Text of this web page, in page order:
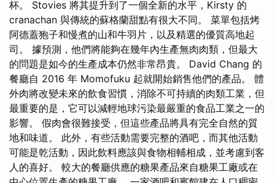
杯。 Stovies 將其提升到了一個全新的水平，Kirsty 的
cranachan 與傳統的蘇格蘭甜點有很大不同。 菜單包括烤
阿德蓋狍子和慢煮的山和牛羽片，以及精選的優質高地起
司。 據預測，他們將能夠在幾年內生產無肉肉類，但最大
的問題是如今的生產成本仍然非常昂貴。 David Chang 的
餐廳自 2016 年 Momofuku 起就開始銷售他們的產品。 體
外肉將改變未來的飲食習慣，消除不可持續的肉類工業，但
最重要的是，它可以減輕地球污染最嚴重的食品工業之一的
影響。 假肉會很難接受，但這些產品將具有完全自然的質
地和味道。 此外，有些活動需要完整的酒吧，而其他活動
可能是乾活動，因此飲料應該與食物相輔相成，並考慮到客
人的喜好。 較大的餐廳供應的糖果產品來自糖果工廠或在